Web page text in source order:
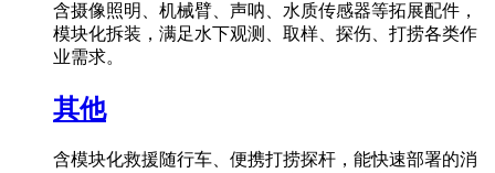
含摄像照明、机械臂、声呐、水质传感器等拓展配件，
模块化拆装，满足水下观测、取样、探伤、打捞各类作
业需求。
其他
含模块化救援随行车、便携打捞探杆，能快速部署的消